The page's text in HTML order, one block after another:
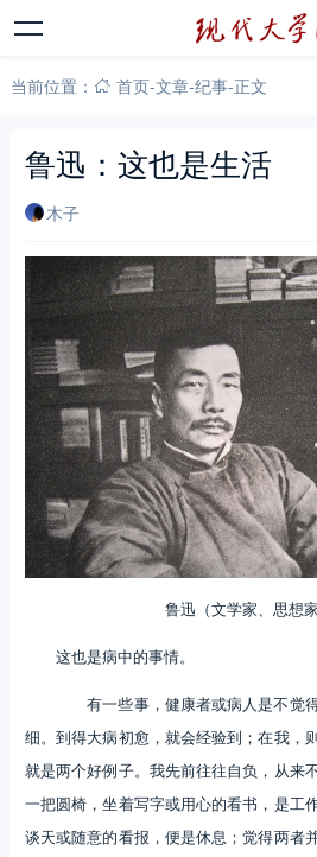
当前位置： 首页-文章-纪事-正文
鲁迅：这也是生活
木子
鲁迅（文学家、思想
这也是病中的事情。
有一些事，健康者或病人是不觉
细。到得大病初愈，就会经验到；在我，
就是两个好例子。我先前往往自负，从来
一把圆椅，坐着写字或用心的看书，是工
谈天或随意的看报，便是休息；觉得两者